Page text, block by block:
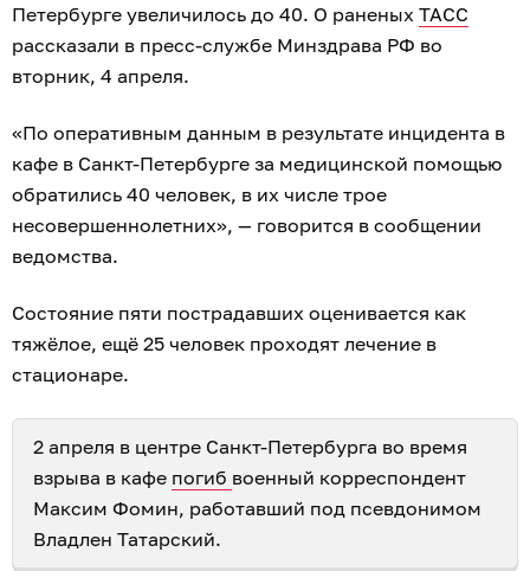
Петербурге увеличилось до 40. О раненых ТАСС
рассказали в пресс-службе Минздрава РФ во
вторник, 4 апреля.
«По оперативным данным в результате инцидента в
кафе в Санкт-Петербурге за медицинской помощью
обратились 40 человек, в их числе трое
несовершеннолетних», — говорится в сообщении
ведомства.
Состояние пяти пострадавших оценивается как
тяжёлое, ещё 25 человек проходят лечение в
стационаре.
2 апреля в центре Санкт-Петербурга во время
взрыва в кафе погиб военный корреспондент
Максим Фомин, работавший под псевдонимом
Владлен Татарский.